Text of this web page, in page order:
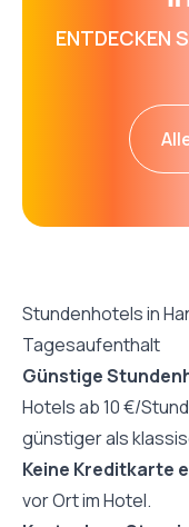
ENTDECKEN
Stundenhotels in
Tagesaufenthalt
Günstige
Hotels ab 10 €/
günstiger als
Keine Kreditkarte
vor Ort im Hotel.